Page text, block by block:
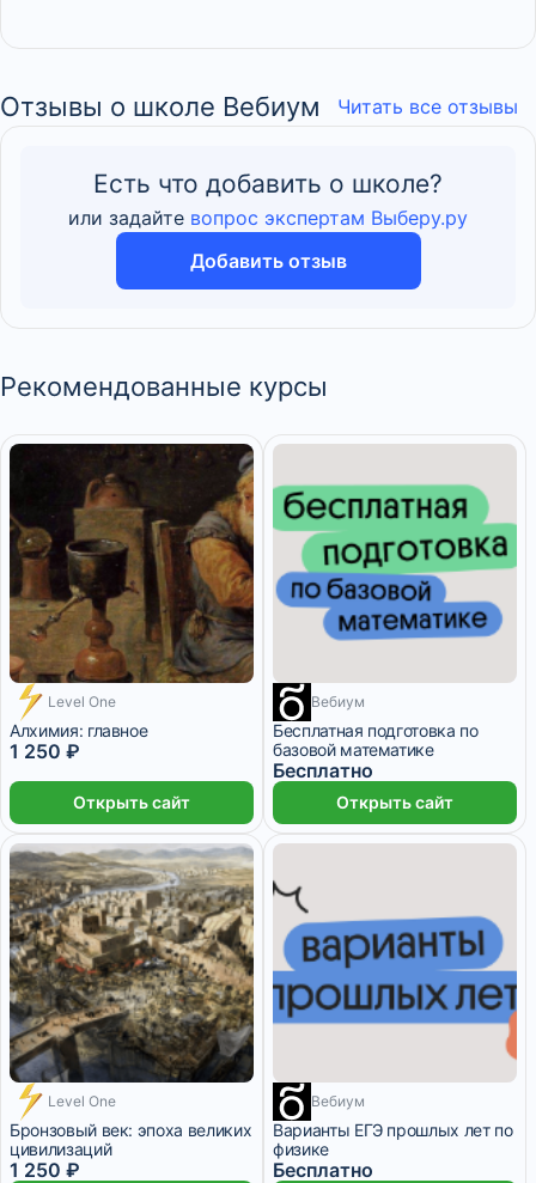
Отзывы о школе Вебиум Читать все отзывы
Есть что добавить о школе?
или задайте вопрос экспертам Выберу.ру
Добавить отзыв
Рекомендованные курсы
Level One
Алхимия: главное
1 250 ₽
Открыть сайт
1 месяцВебиум
Бесплатная подготовка по
базовой математике
Бесплатно
Открыть сайт
Level One
Бронзовый век: эпоха великих
цивилизаций
1 250 ₽
1 месяцВебиум
Варианты ЕГЭ прошлых лет по
физике
Бесплатно